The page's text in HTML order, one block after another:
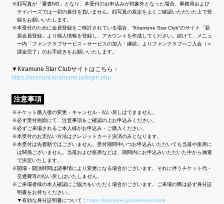
顔写真が「審査NG」となり、本受付のお申込みが対象外となった場合、事務局および
テイパーズでは一切の責任を負いません。顔写真の規定をよくご確認いただいた上で登
録をお願いいたします。
本受付のために会員登録をご検討されている場合、“Kiramune Star Club”のサイト「新
規会員登録」より個人情報を登録し、アカウントを作成してください。続けて、メニュ
ー内「ファンクラブサービス＞サービスの加入・継続」よりファンクラブへご入会（＝
課金完了）のお手続きをお願いいたします。
▼Kiramune Star Clubサイトはこちら：
https://account.kiramune.jp/login.php
注意事項
チケット購入後の変更・キャンセル・払い戻しはできません。
必ず受付画面にて、注意事項をご確認の上お申込みください。
必ずご来場されるご本人様がお申込み・ご購入ください。
本受付のお支払い方法はクレジットカード決済のみとなります。
本受付は先着順ではございません。受付期間中いつお申込みいただいても当落や座席に
は関係ございません。当落および座席などは、期間内にお申込みいただいた中から抽選
で決定いたします。
開場・開演時間は諸事情により変更になる場合がございます。それに伴うチケット代・
交通費等の払い戻しはいたしません。
ご来場者様の本人確認にご協力をいただく場合がございます。ご来場の際は必ず身分証
明書をお持ちください。
▼有効な身分証明書について： https://kiramune.jp/rule/event.html